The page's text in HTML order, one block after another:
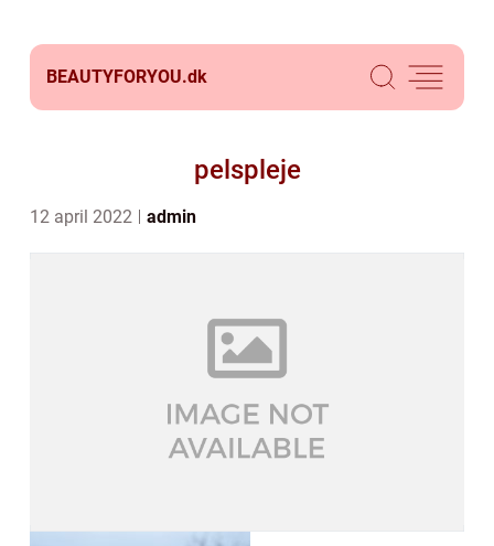
BEAUTYFORYOU.dk
pelspleje
12 april 2022 admin